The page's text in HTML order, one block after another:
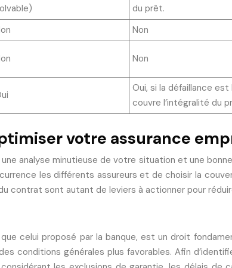
du prêt.
Non
Non
Oui, si la défaillance
couvre l’intégralité du
votre assurance
analyse minutieuse de votre situation et une
les différents assureurs et de choisir la
contrat sont autant de leviers à actionner pour
celui proposé par la banque, est un droit
conditions générales plus favorables. Afin